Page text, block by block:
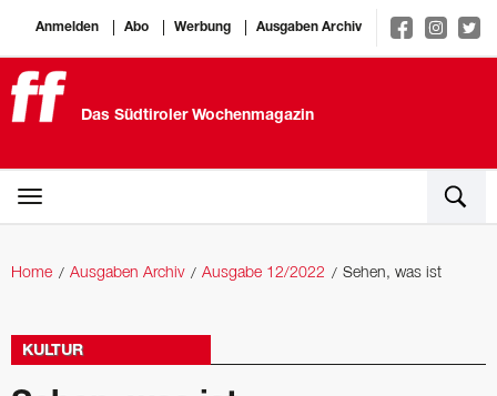
Anmelden Abo Werbung Ausgaben Archiv
Das Südtiroler Wochenmagazin
Home Ausgaben Archiv Ausgabe 12/2022 Sehen, was ist
KULTUR